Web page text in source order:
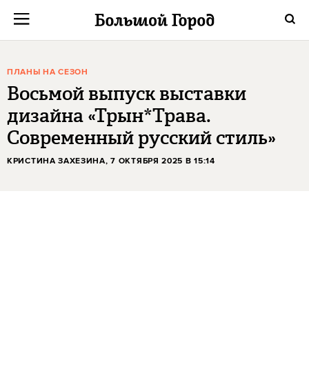
ПЛАНЫ НА СЕЗОН
Восьмой выпуск выставки
дизайна «Трын*Трава.
Современный русский стиль»
КРИСТИНА ЗАХЕЗИНА, 7 ОКТЯБРЯ 2025 В 15:14